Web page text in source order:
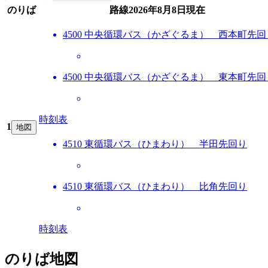
のりば
路線2026年8月8日 現在
1 地図
4500 中央循環バス（かざぐるま） 西本町先回
4500 中央循環バス（かざぐるま） 東本町先回
時刻表
4510 東循環バス（ひまわり） 半田先回り
4510 東循環バス（ひまわり） 比角先回り
時刻表
のりば地図